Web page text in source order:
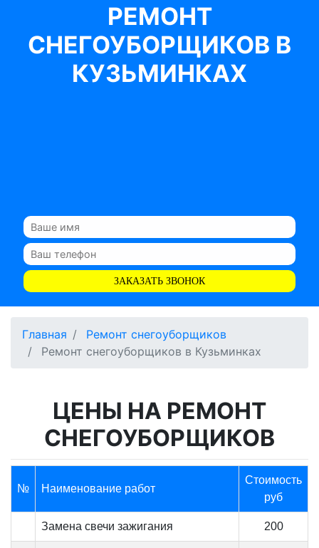
РЕМОНТ
СНЕГОУБОРЩИКОВ В
КУЗЬМИНКАХ
ЗАКАЗАТЬ ЗВОНОК
Главная
Ремонт снегоуборщиков
Ремонт снегоуборщиков в Кузьминках
ЦЕНЫ НА РЕМОНТ
СНЕГОУБОРЩИКОВ
№ Наименование работ
Стоимость
руб
Замена свечи зажигания 200